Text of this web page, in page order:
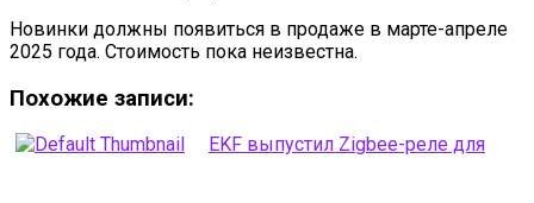
Новинки должны появиться в продаже в марте-апреле
2025 года. Стоимость пока неизвестна.
Похожие записи:
EKF выпустил Zigbee-реле для